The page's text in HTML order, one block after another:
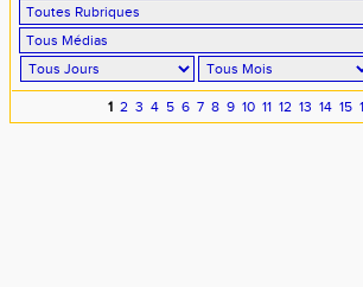
1 2 3 4 5 6 7 8 9 10 11 12 13 14 15